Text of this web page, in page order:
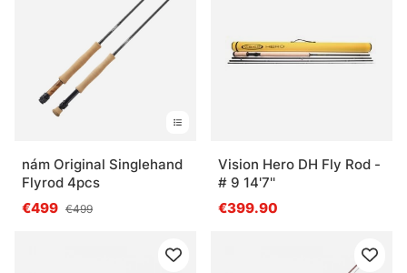
nám Original Singlehand
Flyrod 4pcs
€499 €499
Vision Hero DH Fly Rod -
# 9 14'7''
€399.90